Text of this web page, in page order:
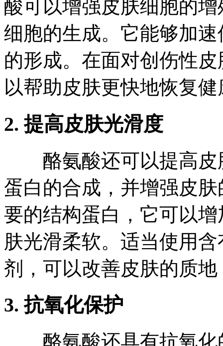
酸可以增强皮肤细胞的
细胞的生成。它能够加
的形成。在面对创伤性
以帮助皮肤更快地恢复健
2. 提高皮肤光滑度
酪氨酸还可以提高皮
蛋白的合成，并增强皮
要的结构蛋白，它可以
肤光滑柔软。适当使用
剂，可以改善皮肤的质
3. 抗氧化保护
酪氨酸还具有抗氧化